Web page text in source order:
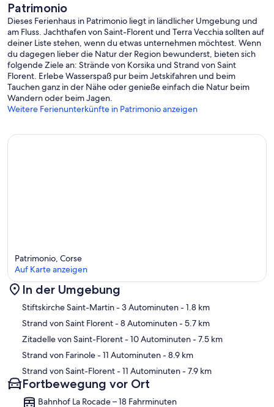
Patrimonio
Dieses Ferienhaus in Patrimonio liegt in ländlicher Umgebung und
am Fluss. Jachthafen von Saint-Florent und Terra Vecchia sollten auf
deiner Liste stehen, wenn du etwas unternehmen möchtest. Wenn
du dagegen lieber die Natur der Region bewunderst, bieten sich
folgende Ziele an: Strände von Korsika und Strand von Saint
Florent. Erlebe Wasserspaß pur beim Jetskifahren und beim
Tauchen ganz in der Nähe oder genieße einfach die Natur beim
Wandern oder beim Jagen.
Weitere Ferienunterkünfte in Patrimonio anzeigen
Karte
Patrimonio, Corse
Auf Karte anzeigen
In der Umgebung
Stiftskirche Saint-Martin- 3 Autominuten- 1.8 km
Strand von Saint Florent- 8 Autominuten- 5.7 km
Zitadelle von Saint-Florent- 10 Autominuten- 7.5 km
Strand von Farinole- 11 Autominuten- 8.9 km
Strand von Saint-Florent- 11 Autominuten- 7.9 km
Fortbewegung vor Ort
Bahnhof La Rocade – 18 Fahrminuten